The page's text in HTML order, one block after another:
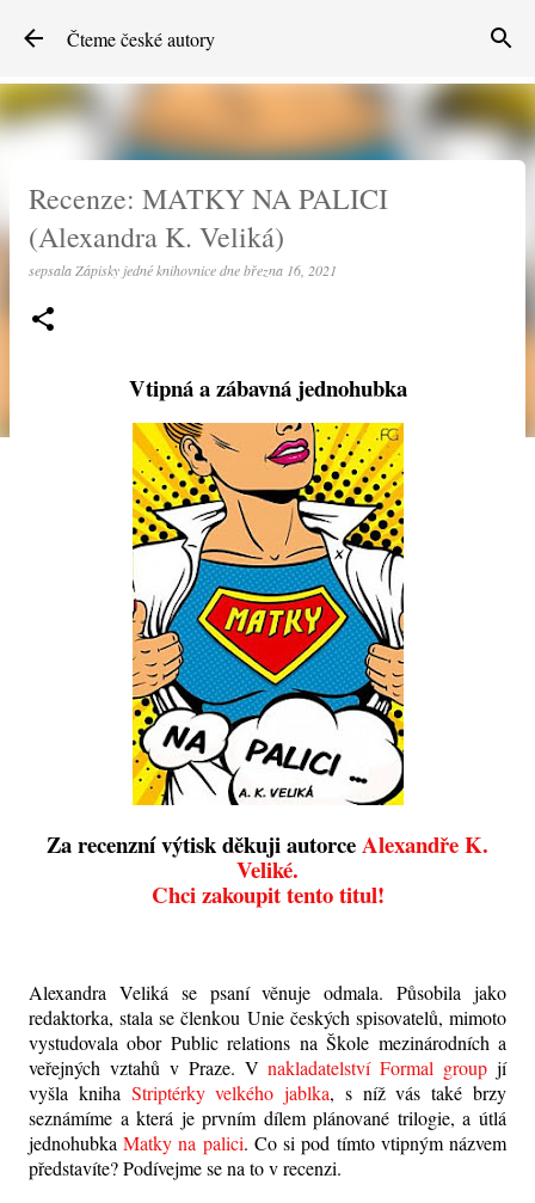
Přeskočit na hlavní obsah
Čteme české autory
Recenze: MATKY NA PALICI
(Alexandra K. Veliká)
sepsala Zápisky jedné knihovnicednebřezna 16, 2021
Vtipná a zábavná jednohubka
Za recenzní výtisk děkuji autorceAlexandře K.
Veliké.
Chci zakoupit tento titul!
Alexandra Veliká se psaní věnuje odmala. Působila jako
redaktorka, stala se členkou Unie českých spisovatelů, mimoto
vystudovala obor Public relations na Škole mezinárodních a
veřejných vztahů v Praze. Vnakladatelství Formal group jí
vyšla kniha Striptérky velkého jablka, s níž vás také brzy
seznámíme a která je prvním dílem plánované trilogie, a útlá
jednohubkaMatky na palici. Co si pod tímto vtipným názvem
představíte? Podívejme se na to v recenzi.